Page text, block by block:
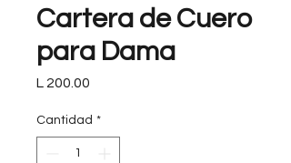
Cartera de Cuero
para Dama
L 200.00
Cantidad *